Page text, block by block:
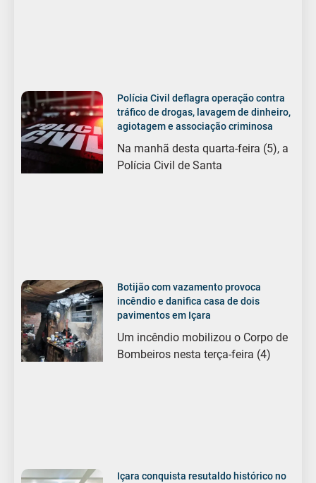
Polícia Civil deflagra operação contra
tráfico de drogas, lavagem de dinheiro,
agiotagem e associação criminosa
Na manhã desta quarta-feira (5), a
Polícia Civil de Santa
Botijão com vazamento provoca
incêndio e danifica casa de dois
pavimentos em Içara
Um incêndio mobilizou o Corpo de
Bombeiros nesta terça-feira (4)
Içara conquista resutaldo histórico no